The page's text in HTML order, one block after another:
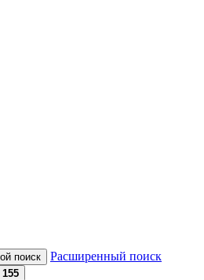
Расширенный поиск
155